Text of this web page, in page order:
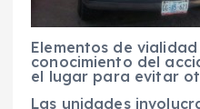
Elementos de
conocimiento del
el lugar para evitar
Las unidades